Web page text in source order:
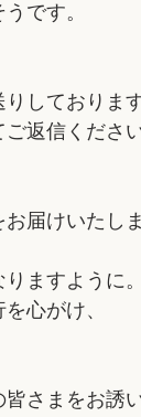
です。
しております
返信ください
届けいたしま
ますように。
心がけ、
さまをお誘